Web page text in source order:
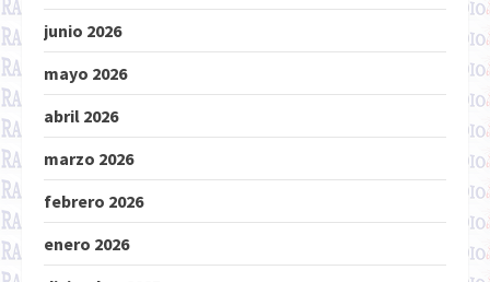
junio 2026
mayo 2026
abril 2026
marzo 2026
febrero 2026
enero 2026